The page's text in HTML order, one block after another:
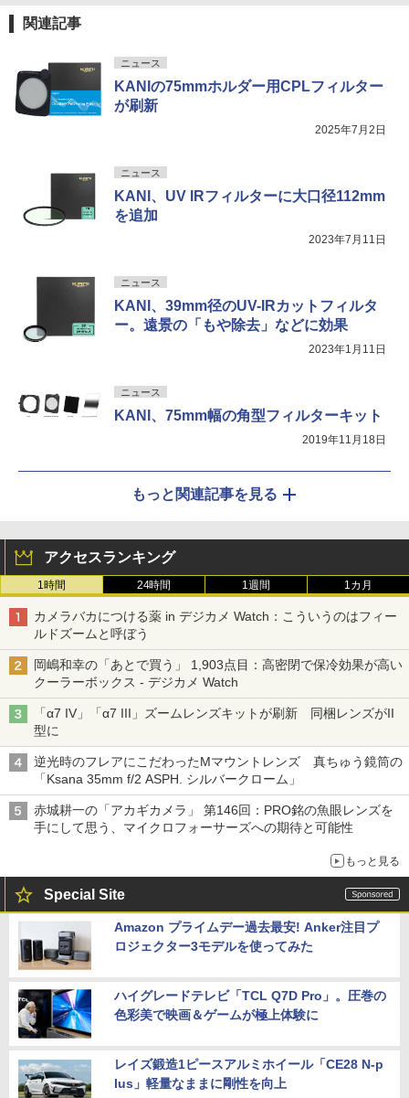
関連記事
ニュース
KANIの75mmホルダー用CPLフィルター
が刷新
2025年7月2日
ニュース
KANI、UV IRフィルターに大口径112mm
を追加
2023年7月11日
ニュース
KANI、39mm径のUV-IRカットフィルタ
ー。遠景の「もや除去」などに効果
2023年1月11日
ニュース
KANI、75mm幅の角型フィルターキット
2019年11月18日
もっと関連記事を見る
アクセスランキング
1時間 24時間 1週間 1カ月
カメラバカにつける薬 in デジカメ Watch：こういうのはフィー
ルドズームと呼ぼう
岡嶋和幸の「あとで買う」 1,903点目：高密閉で保冷効果が高い
クーラーボックス - デジカメ Watch
「α7 IV」「α7 III」ズームレンズキットが刷新 同梱レンズがII
型に
逆光時のフレアにこだわったMマウントレンズ 真ちゅう鏡筒の
「Ksana 35mm f/2 ASPH. シルバークローム」
赤城耕一の「アカギカメラ」 第146回：PRO銘の魚眼レンズを
手にして思う、マイクロフォーサーズへの期待と可能性
もっと見る
Special Site
Amazon プライムデー過去最安! Anker注目プ
ロジェクター3モデルを使ってみた
ハイグレードテレビ「TCL Q7D Pro」。圧巻の
色彩美で映画＆ゲームが極上体験に
レイズ鍛造1ピースアルミホイール「CE28 N-p
lus」軽量なままに剛性を向上